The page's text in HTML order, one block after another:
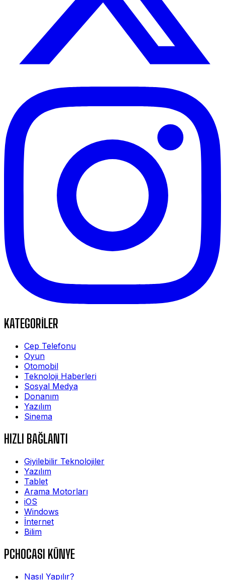
KATEGORİLER
Cep Telefonu
Oyun
Otomobil
Teknoloji Haberleri
Sosyal Medya
Donanım
Yazılım
Sinema
HIZLI BAĞLANTI
Giyilebilir Teknolojiler
Yazılım
Tablet
Arama Motorları
iOS
Windows
İnternet
Bilim
PCHOCASI KÜNYE
Nasıl Yapılır?